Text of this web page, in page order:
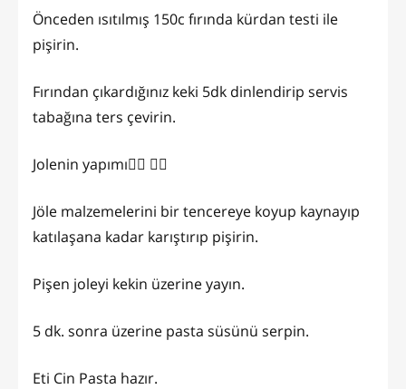
Önceden ısıtılmış 150c fırında kürdan testi ile
pişirin.
Fırından çıkardığınız keki 5dk dinlendirip servis
tabağına ters çevirin.
Jolenin yapımı👇🏼 👉🏻
Jöle malzemelerini bir tencereye koyup kaynayıp
katılaşana kadar karıştırıp pişirin.
Pişen joleyi kekin üzerine yayın.
5 dk. sonra üzerine pasta süsünü serpin.
Eti Cin Pasta hazır.